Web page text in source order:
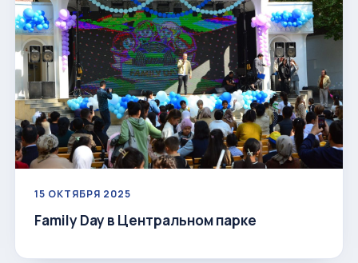
15 ОКТЯБРЯ 2025
Family Day в Центральном парке